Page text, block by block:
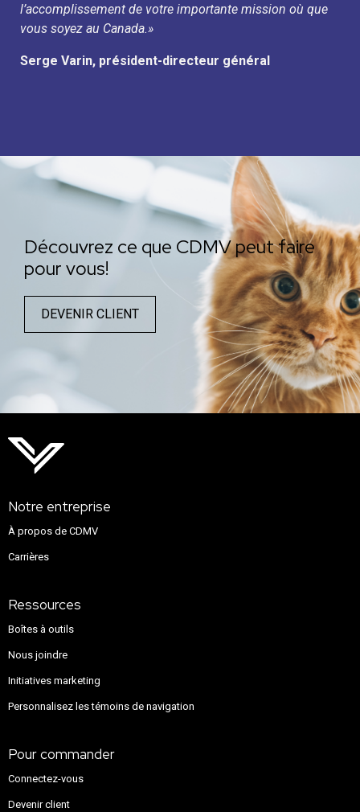
l’accomplissement de votre importante mission où que
vous soyez au Canada.»
Serge Varin, président-directeur général
Découvrez ce que CDMV peut faire
pour vous!
DEVENIR CLIENT
Notre entreprise
À propos de CDMV
Carrières
Ressources
Boîtes à outils
Nous joindre
Initiatives marketing
Personnalisez les témoins de navigation
Pour commander
Connectez-vous
Devenir client